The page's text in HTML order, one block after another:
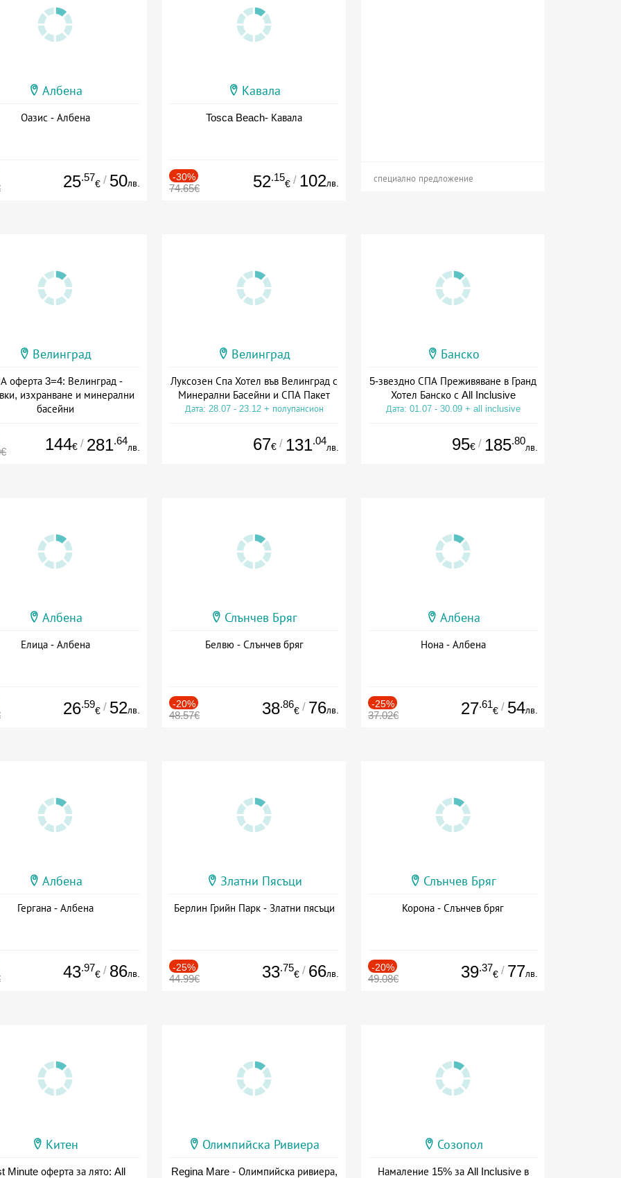
Албена
Оазис - Албена
25.57
€ / 50лв.
Кавала
Tosca Beach- Кавала
-30%
74.65€ 52.15
€ / 102лв. специално предложение
Велинград
оферта 3=4: Велинград -
изхранване и минерални
басейни
144€ / 281.64
лв.
Велинград
Луксозен Спа Хотел във Велинград с
Минерални Басейни и СПА Пакет
Дата: 28.07 - 23.12 + полупансион
67€ / 131.04
лв.
Банско
5-звездно СПА Преживяване в Гранд
Хотел Банско с All Inclusive
Дата: 01.07 - 30.09 + all inclusive
95€ / 185.80
лв.
Албена
Елица - Албена
26.59
€ / 52лв.
Слънчев Бряг
Белвю - Слънчев бряг
-20%
48.57€ 38.86
€ / 76лв.
Албена
Нона - Албена
-25%
37.02€ 27.61
€ / 54лв.
Албена
Гергана - Албена
43.97
€ / 86лв.
Златни Пясъци
Берлин Грийн Парк - Златни пясъци
-25%
44.99€ 33.75
€ / 66лв.
Слънчев Бряг
Корона - Слънчев бряг
-20%
49.08€ 39.37
€ / 77лв.
Китен
Minute оферта за лято: All
Олимпийска Ривиера
Regina Mare - Олимпийска ривиера,
Созопол
Намаление 15% за All Inclusive в